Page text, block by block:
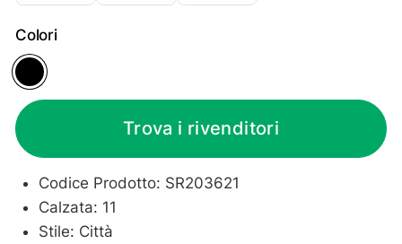
Colori
Black
Trova i rivenditori
Codice Prodotto: SR203621
Calzata: 11
Stile: Città